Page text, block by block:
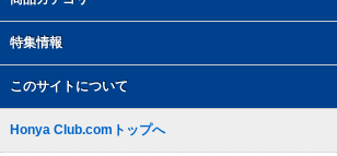
特集情報
このサイトについて
Honya Club.comトップへ